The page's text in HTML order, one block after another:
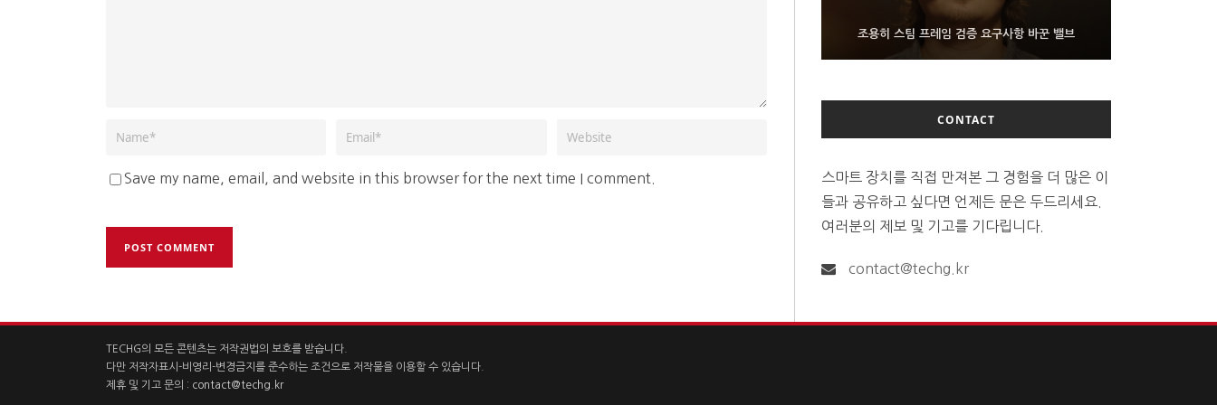
Save my name, email, and website in this browser for the next time I comment.
조용히 스팀 프레임 검증 요구사항 바꾼 밸브
9월 4일부터 서비스 접는 안드로이드 장치용 구글 어
시스턴트
FMS 2026서 차세대 3D 메모리 ZHBM·ZNAND-O
모형 처음 선보인 삼성전자
CONTACT
스마트 장치를 직접 만져본 그 경험을 더 많은 이
들과 공유하고 싶다면 언제든 문은 두드리세요.
여러분의 제보 및 기고를 기다립니다.
contact@techg.kr
TECHG의 모든 콘텐츠는 저작권법의 보호를 받습니다.
다만 저작자표시-비영리-변경금지를 준수하는 조건으로 저작물을 이용할 수 있습니다.
제휴 및 기고 문의 : contact@techg.kr